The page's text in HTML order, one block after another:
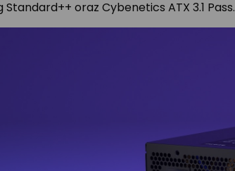
oraz Cybenetics ATX 3.1 Pass.